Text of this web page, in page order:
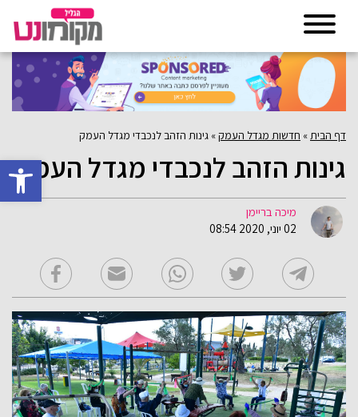
פתח
דף הבית » חדשות מגדל העמק» גינות הזהב לנכבדי מגדל העמק
גינות הזהב לנכבדי מגדל העמק
מיכה בריימן
02 יוני, 2020 08:54